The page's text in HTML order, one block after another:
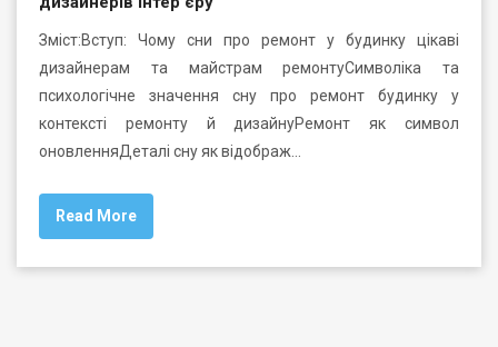
Зміст:Вступ: Чому сни про ремонт у будинку цікаві
дизайнерам та майстрам ремонтуСимволіка та
психологічне значення сну про ремонт будинку у
контексті ремонту й дизайнуРемонт як символ
оновленняДеталі сну як відображ…
Read More